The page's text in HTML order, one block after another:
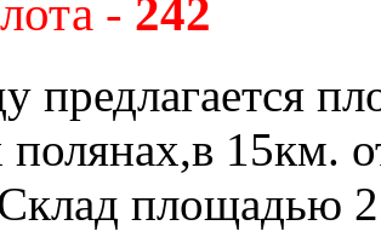
- 242
предлагается
15км.
площадью